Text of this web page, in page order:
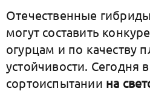
Отечественные
могут составить
огурцам и по качеству
устойчивости. Сегодня
сортоиспытании на